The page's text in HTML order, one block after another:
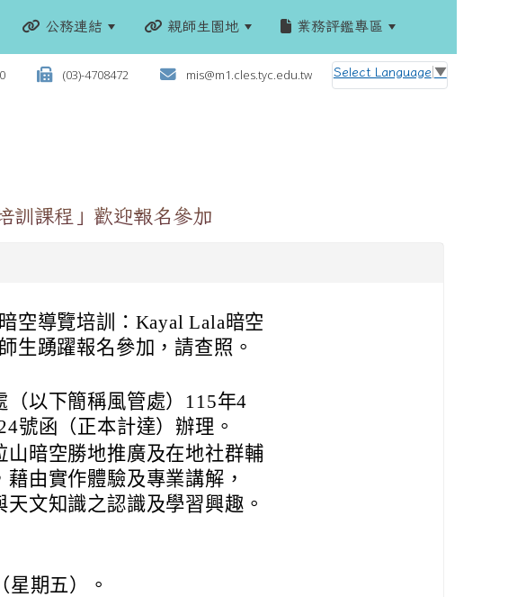
公務連結 親師生園地 業務評鑑專區
(03)-4708472 mis@m1.cles.tyc.edu.tw Select Language ▼
訓課程」歡迎報名參加
空導覽培訓：Kayal Lala暗空
生踴躍報名參加，請查照。
以下簡稱風管處）115年4
號函（正本計達）辦理。
山暗空勝地推廣及在地社群輔
由實作體驗及專業講解，
文知識之認識及學習興趣。
星期五）。